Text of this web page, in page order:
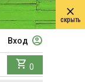
close
скрыть
Вход account_circle
shopping_cart 0